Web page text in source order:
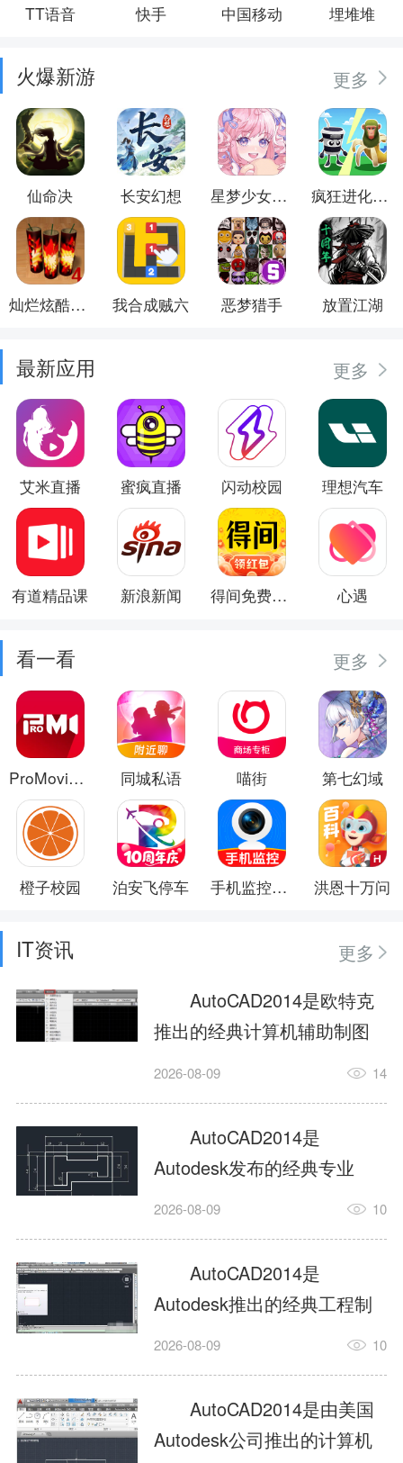
TT语音 快手 中国移动 埋堆堆
火爆新游 更多
仙命决 长安幻想 星梦少女换装 疯狂进化防卫战
灿烂炫酷模拟器 我合成贼六 恶梦猎手 放置江湖
最新应用 更多
艾米直播 蜜疯直播 闪动校园 理想汽车
有道精品课 新浪新闻 得间免费小说 心遇
看一看 更多
ProMovie摄像机 同城私语 喵街 第七幻域
橙子校园 泊安飞停车 手机监控器远程看家 洪恩十万问
IT资讯
更多
AutoCAD2014是欧特克
推出的经典计算机辅助制图
工具，主打稳定2D施工图绘
行业工程设计。版本新增图
纸标签页、实景地理地图、
协同设计交流模块，优化命
令行智能纠错与图层批量管
理，支持Win8触屏操作、点
云扫描数据导入，兼容各类
DWG图纸格式，文件互通...
2026-08-09 14
AutoCAD2014是
Autodesk发布的经典专业
CAD制图设计软件，是工程
绘图工具。软件专注精准二
维绘图、图纸编辑、参数化
设计及基础三维建模，广泛
应用于建筑设计、机械制
造、土木工程、室内设计等
多个行业。软件优化绘图流
畅度与文件兼容性，支持参
2026-08-09 10
AutoCAD2014是
Autodesk推出的经典工程制
图设计软件，主打高效精准
建模作业，适配建筑、机
械、市政、室内设计等多行
业场景。软件优化运行机制
2026-08-09 10
AutoCAD2014是由美国
Autodesk公司推出的计算机